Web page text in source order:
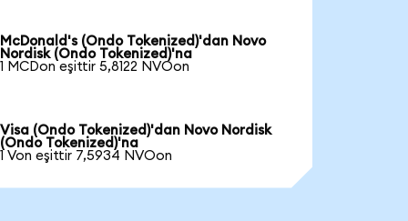
McDonald's (Ondo Tokenized)'dan Novo
Nordisk (Ondo Tokenized)'na
1 MCDon eşittir 5,8122 NVOon
Visa (Ondo Tokenized)'dan Novo Nordisk
(Ondo Tokenized)'na
1 Von eşittir 7,5934 NVOon